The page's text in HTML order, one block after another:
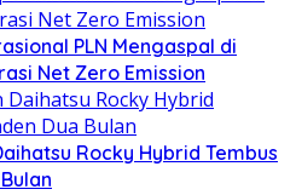
PLN Mengaspal di
Net Zero Emission
Rocky Hybrid Tembus